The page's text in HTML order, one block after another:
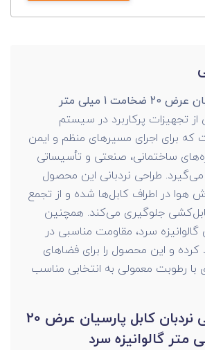
نردبان کابل پارسیان عرض 20 ضخامت 1 میلی متر
از تجهیزات پرکاربرد در سیستم
برای اجرای مسیرهای منظم و ایمن
ساختمانی، صنعتی و تأسیساتی
می‌گیرد. طراحی نردبانی این محصول
هوا در اطراف کابل‌ها شده و از تجمع
جلوگیری می‌کند. همچنین
سرد، مقاومت مناسبی در
کرده و این محصول را برای فضاهای
رطوبت معمولی به انتخابی مناسب
مشخصات فنی نردبان کابل پارسیان عرض 20